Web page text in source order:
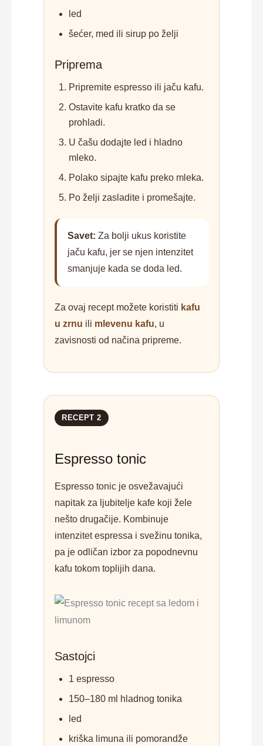
led
šećer, med ili sirup po želji
Priprema
Pripremite espresso ili jaču kafu.
Ostavite kafu kratko da se
prohladi.
U čašu dodajte led i hladno
mleko.
Polako sipajte kafu preko mleka.
Po želji zasladite i promešajte.
Savet: Za bolji ukus koristite
jaču kafu, jer se njen intenzitet
smanjuje kada se doda led.
Za ovaj recept možete koristiti kafu
u zrnu ili mlevenu kafu, u
zavisnosti od načina pripreme.
RECEPT 2
Espresso tonic
Espresso tonic je osvežavajući
napitak za ljubitelje kafe koji žele
nešto drugačije. Kombinuje
intenzitet espressa i svežinu tonika,
pa je odličan izbor za popodnevnu
kafu tokom toplijih dana.
Sastojci
1 espresso
150–180 ml hladnog tonika
led
kriška limuna ili pomorandže